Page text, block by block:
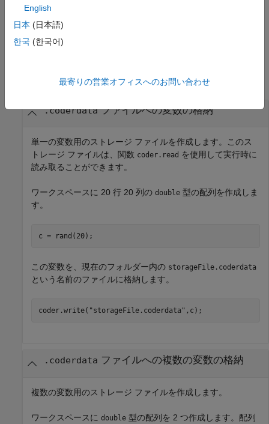
めに使用する
すべて折りたたむ
.coderdataファイルへの変数の格納
単一の変数用のストレージ ファイルを作成します。このス
トレージ ファイルは、関数 coder.read を使用して実行時に
読み取ることができます。
ワークスペースに 20 行 20 列の double 型の配列を作成しま
す。
c = rand(20);
この変数を、現在のフォルダー内の storageFile.coderdata
という名前のファイルに格納します。
coder.write( "storageFile.coderdata" ,c);
.coderdata ファイルへの複数の変数の格納
複数の変数用のストレージ ファイルを作成します。
ワークスペースに double 型の配列を 2 つ作成します。配列
English
日本 (日本語)
한국 (한국어)
最寄りの営業オフィスへのお問い合わせ